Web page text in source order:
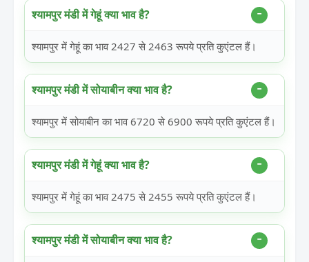
श्यामपुर मंडी में गेहूं क्या भाव है?
श्यामपुर में गेहूं का भाव 2427 से 2463 रूपये प्रति कुएंटल हैं।
श्यामपुर मंडी में सोयाबीन क्या भाव है?
श्यामपुर में सोयाबीन का भाव 6720 से 6900 रूपये प्रति कुएंटल हैं।
श्यामपुर मंडी में गेहूं क्या भाव है?
श्यामपुर में गेहूं का भाव 2475 से 2455 रूपये प्रति कुएंटल हैं।
श्यामपुर मंडी में सोयाबीन क्या भाव है?